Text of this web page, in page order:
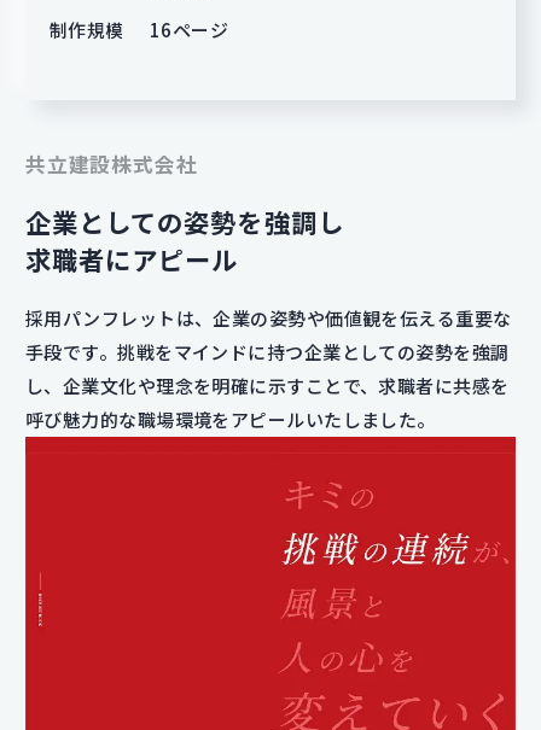
制作規模
16ページ
共立建設株式会社
企業としての姿勢を強調し
求職者にアピール
採用パンフレットは、企業の姿勢や価値観を伝える重要な
手段です。挑戦をマインドに持つ企業としての姿勢を強調
し、企業文化や理念を明確に示すことで、求職者に共感を
呼び魅力的な職場環境をアピールいたしました。